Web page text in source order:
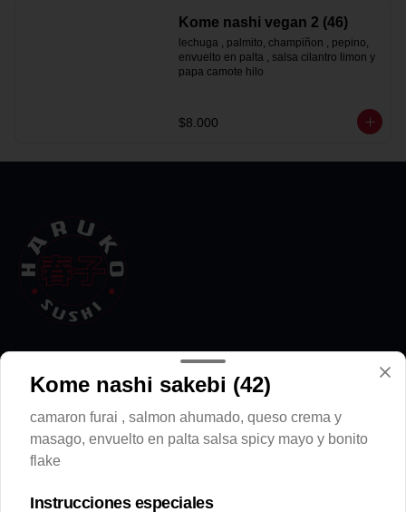
Kome nashi vegan 2 (46)
lechuga , palmito, champiñon , pepino,
envuelto en palta , salsa cilantro limon y
papa camote hilo
$8.000
Términos y condiciones
Política de privacidad
Kome nashi sakebi (42)
camaron furai , salmon ahumado, queso crema y
masago, envuelto en palta salsa spicy mayo y bonito
flake
Instrucciones especiales